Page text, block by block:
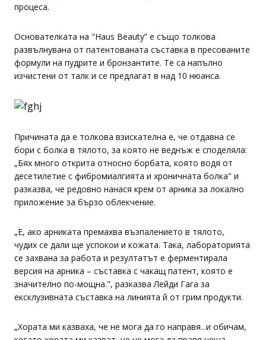
процеса.
Основателката на "Haus Beauty” е също толкова
развълнувана от патентованата съставка в пресованите
формули на пудрите и бронзантите. Те са напълно
изчистени от талк и се предлагат в над 10 нюанса.
Причината да е толкова взискателна е, че отдавна се
бори с болка в тялото, за която не веднъж е споделяла:
„Бях много открита относно борбата, която водя от
десетилетие с фибромиалгията и хроничната болка" и
разказва, че редовно нанася крем от арника за локално
приложение за бързо облекчение.
„Е, ако арниката премахва възпалението в тялото,
чудих се дали ще успокои и кожата. Така, лабораторията
се захвана за работа и резултатът е ферментирала
версия на арника – съставка с чакащ патент, която е
значително по-мощна.", разказва Лейди Гага за
ексклузивната съставка на линията й от грим продукти.
„Хората ми казваха, че не мога да го направя...и обичам,